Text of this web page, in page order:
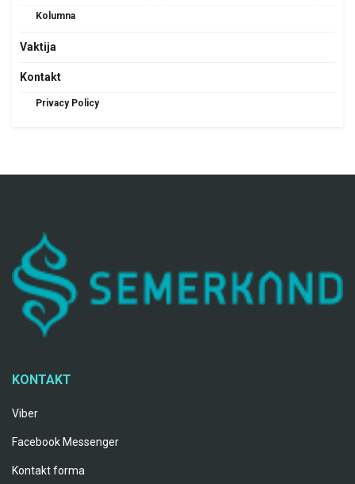
Kolumna
Vaktija
Kontakt
Privacy Policy
KONTAKT
Viber
Facebook Messenger
Kontakt forma